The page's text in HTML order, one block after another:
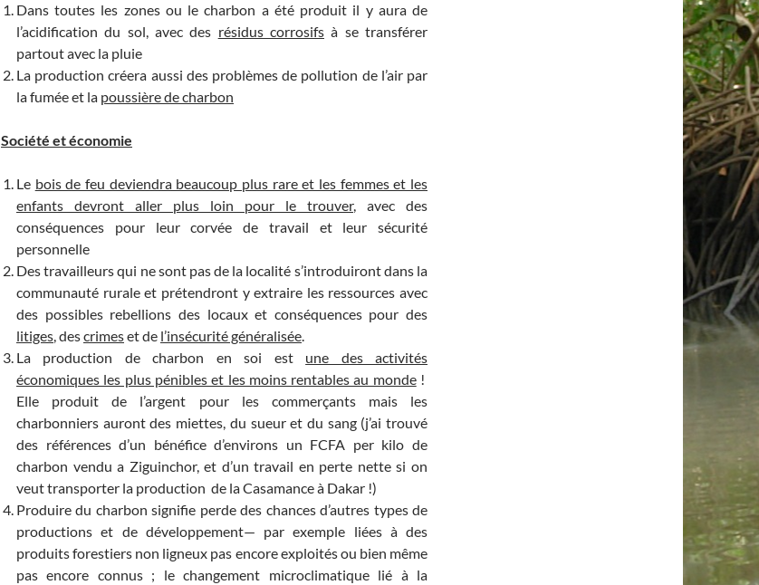
Dans toutes les zones ou le charbon a été produit il y aura de
l’acidification du sol, avec des résidus corrosifs à se transférer
partout avec la pluie
La production créera aussi des problèmes de pollution de l’air par
la fumée et la poussière de charbon
Société et économie
Le bois de feu deviendra beaucoup plus rare et les femmes et les
enfants devront aller plus loin pour le trouver, avec des
conséquences pour leur corvée de travail et leur sécurité
personnelle
Des travailleurs qui ne sont pas de la localité s’introduiront dans la
communauté rurale et prétendront y extraire les ressources avec
des possibles rebellions des locaux et conséquences pour des
litiges, descrimeset de l’insécurité généralisée.
La production de charbon en soi est une des activités
économiques les plus pénibles et les moins rentables au monde!
Elle produit de l’argent pour les commerçants mais les
charbonniers auront des miettes, du sueur et du sang (j’ai trouvé
des références d’un bénéfice d’environs un FCFA per kilo de
charbon vendu a Ziguinchor, et d’un travail en perte nette si on
veut transporter la production de la Casamance à Dakar !)
Produire du charbon signifie perde des chances d’autres types de
productions et de développement— par exemple liées à des
produits forestiers non ligneux pas encore exploités ou bien même
pas encore connus ; le changement microclimatique lié à la